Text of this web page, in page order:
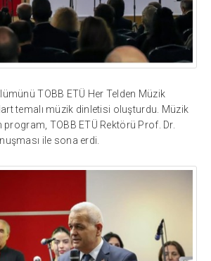
TOBB ETÜ Her Telden Müzik
temalı müzik dinletisi oluşturdu. Müzik
program, TOBB ETÜ Rektörü Prof. Dr.
ile sona erdi.